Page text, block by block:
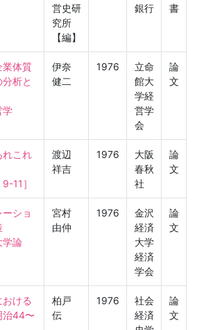
営史研
究所
【編】
銀行
書
業体質
析と
学
伊奈
健二
1976
立命
館大
学経
営学
会
論
文
れこれ
11］
渡辺
祥吉
1976
大阪
春秋
社
論
文
ショ
学論
宮村
由仲
1976
金沢
経済
大学
経済
学会
論
文
ける
44〜
柏戸
伝
1976
社会
経済
論
文